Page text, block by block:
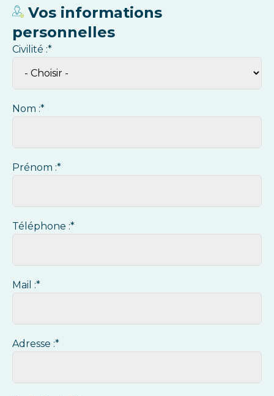
Vos informations
personnelles
Civilité :*
Nom :*
Prénom :*
Téléphone :*
Mail :*
Adresse :*